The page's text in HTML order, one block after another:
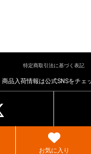
お気に入り
特定商取引法に基づく表記
© cardkingdom. All rights
商品入荷情報は公式SNSをチェ